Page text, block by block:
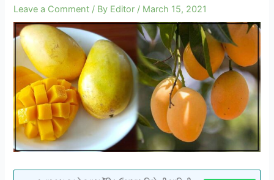
Leave a Comment / By Editor / March 15, 2021